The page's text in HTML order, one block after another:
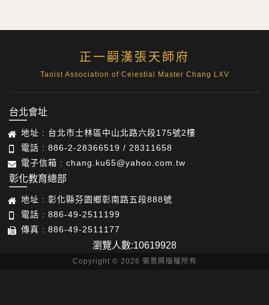
正一嗣漢張天師府
Taoist Association of Celestial Master Chang LXV
台北會址
地址 : 台北市士林區中山北路六段175號2樓
電話 : 886-2-28366519 / 28311658
電子信箱 : chang.ku65@yahoo.com.tw
彰化教育總部
地址 : 彰化縣芬園鄉彰南路五段888號
電話 : 886-49-2511199
傳真 : 886-49-2511177
瀏覽人數:10619928
Copyright © 2026 張意將版權所有